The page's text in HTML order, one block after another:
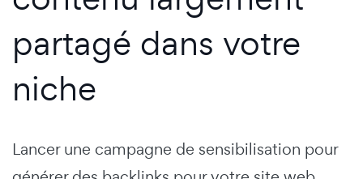
partagé dans votre
niche
Lancer une campagne de sensibilisation pour